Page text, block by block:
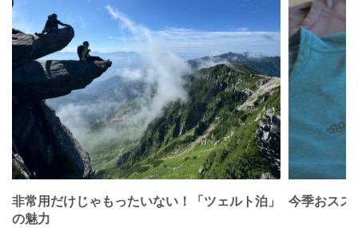
非常用だけじゃもったいない！「ツェルト泊」
の魅力
今季おスス